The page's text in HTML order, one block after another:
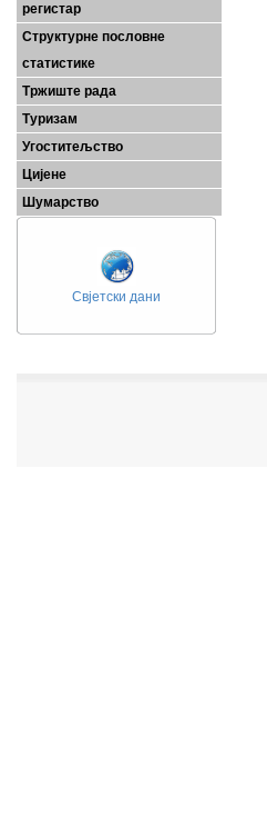
регистар
Структурне пословне
статистике
Тржиште рада
Туризам
Угоститељство
Цијене
Шумарство
Свјетски дани